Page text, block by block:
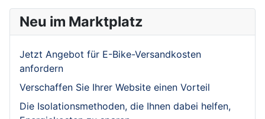
Neu im Marktplatz
Jetzt Angebot für E-Bike-Versandkosten
anfordern
Verschaffen Sie Ihrer Website einen Vorteil
Die Isolationsmethoden, die Ihnen dabei helfen,